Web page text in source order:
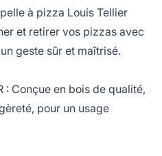
à pizza Louis Tellier
et retirer vos pizzas avec
geste sûr et maîtrisé.
: Conçue en bois de qualité,
pour un usage